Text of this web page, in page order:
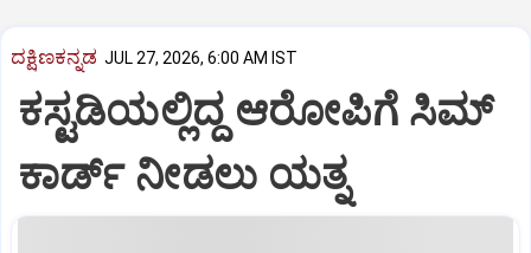
ದಕ್ಷಿಣಕನ್ನಡ JUL 27, 2026, 6:00 AM IST
ಕಸ್ಟಡಿಯಲ್ಲಿದ್ದ ಆರೋಪಿಗೆ ಸಿಮ್
ಕಾರ್ಡ್ ನೀಡಲು ಯತ್ನ